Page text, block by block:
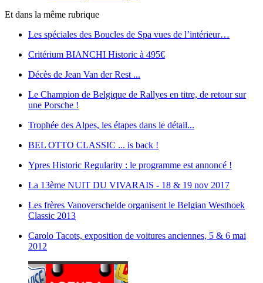
Et dans la même rubrique
Les spéciales des Boucles de Spa vues de l’intérieur…
Critérium BIANCHI Historic à 495€
Décès de Jean Van der Rest ...
Le Champion de Belgique de Rallyes en titre, de retour sur
une Porsche !
Trophée des Alpes, les étapes dans le détail...
BEL OTTO CLASSIC ... is back !
Ypres Historic Regularity : le programme est annoncé !
La 13ème NUIT DU VIVARAIS - 18 & 19 nov 2017
Les frères Vanoverschelde organisent le Belgian Westhoek
Classic 2013
Carolo Tacots, exposition de voitures anciennes, 5 & 6 mai
2012